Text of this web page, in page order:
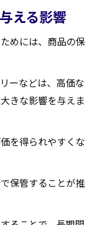
える影響
めには、商品の保
ーなどは、高価な
きな影響を与えま
を得られやすくな
保管することが推